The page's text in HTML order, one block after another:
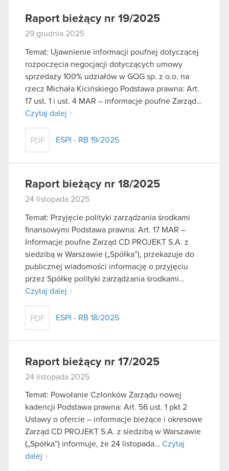
Raport bieżący nr 19/2025
29 grudnia 2025
Temat: Ujawnienie informacji poufnej dotyczącej
rozpoczęcia negocjacji dotyczących umowy
sprzedaży 100% udziałów w GOG sp. z o.o. na
rzecz Michała Kicińskiego Podstawa prawna: Art.
17 ust. 1 i ust. 4 MAR – informacje poufne Zarząd…
Czytaj dalej
PDF ESPI - RB 19/2025
Raport bieżący nr 18/2025
24 listopada 2025
Temat: Przyjęcie polityki zarządzania środkami
finansowymi Podstawa prawna: Art. 17 MAR –
Informacje poufne Zarząd CD PROJEKT S.A. z
siedzibą w Warszawie („Spółka”), przekazuje do
publicznej wiadomości informację o przyjęciu
przez Spółkę polityki zarządzania środkami…
Czytaj dalej
PDF ESPI - RB 18/2025
Raport bieżący nr 17/2025
24 listopada 2025
Temat: Powołanie Członków Zarządu nowej
kadencji Podstawa prawna: Art. 56 ust. 1 pkt 2
Ustawy o ofercie – informacje bieżące i okresowe
Zarząd CD PROJEKT S.A. z siedzibą w Warszawie
(„Spółka”) informuje, że 24 listopada… Czytaj
dalej